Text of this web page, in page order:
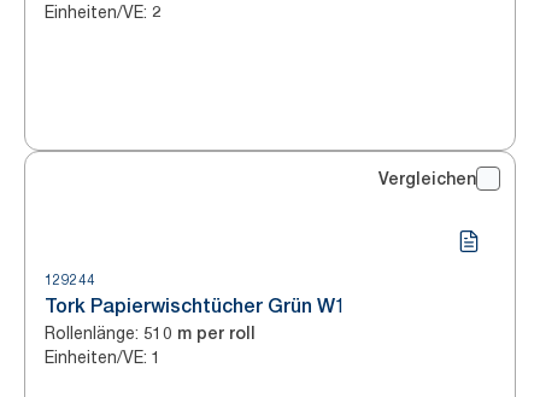
Einheiten/VE: 2
Vergleichen
129244
Tork Papierwischtücher Grün W1
Rollenlänge: 510 m per roll
Einheiten/VE: 1